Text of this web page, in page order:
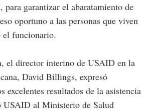
para garantizar el abaratamiento de
oportuno a las personas que viven
funcionario.
el director interino de USAID en la
David Billings, expresó
excelentes resultados de la asistencia
USAID al Ministerio de Salud